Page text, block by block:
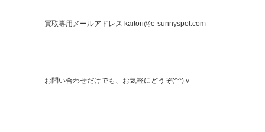
買取専用メールアドレス kaitori@e-sunnyspot.com
お問い合わせだけでも、お気軽にどうぞ(^^)ｖ